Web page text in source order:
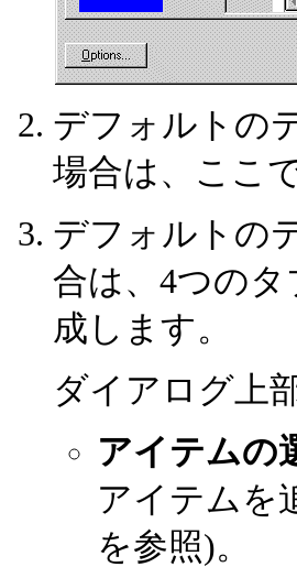
デフォルトの
場合は、ここ
デフォルトの
合は、4つの
成します。
ダイアログ上
アイテムの
アイテムを
を参照)。